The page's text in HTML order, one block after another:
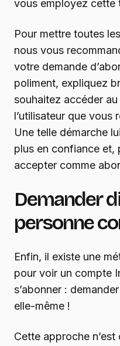
vous employez cette
Pour mettre toutes
nous vous
votre demande
poliment, expliquez
souhaitez accéder au
l’utilisateur que vous
Une telle démarche
plus en confiance et,
accepter comme
Demander
personne
Enfin, il existe une
pour voir un compte
s’abonner :
elle-même !
Cette approche